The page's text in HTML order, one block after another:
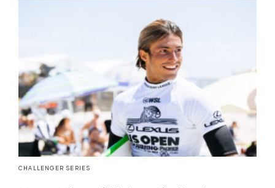
CHALLENGER SERIES